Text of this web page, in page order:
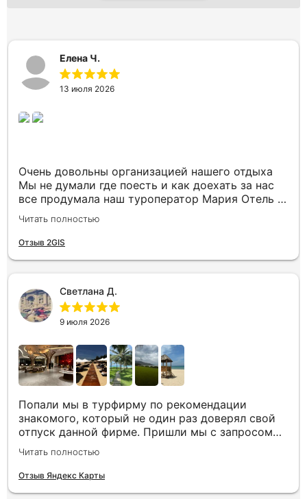
Елена Ч.
13 июля 2026
Очень довольны организацией нашего отдыха
Мы не думали где поесть и как доехать за нас
все продумала наш туроператор Мария Отель в
котором мы жили находится в тихом месте в
шаговой доступности большое количество
достопримечательностей и мест где можно
Читать полностью
Отзыв 2GIS
Светлана Д.
9 июля 2026
Попали мы в турфирму по рекомендации
знакомого, который не один раз доверял свой
отпуск данной фирме. Пришли мы с запросом
«хочу то, не знаю что», было несколько
направлений, но куда точно хотим,
представления не имели. Нашим агентом была
Читать полностью
Отзыв Яндекс Карты